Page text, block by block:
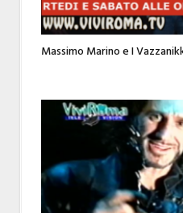
Massimo Marino e I